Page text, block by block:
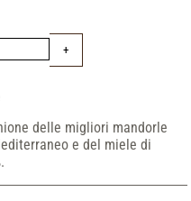
delle migliori mandorle
e del miele di